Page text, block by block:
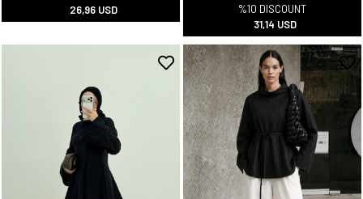
26,96 USD
%10 DISCOUNT
31,14 USD